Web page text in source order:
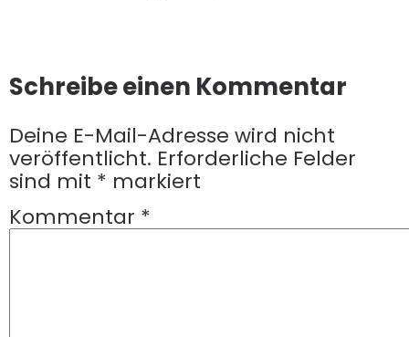
Schreibe einen Kommentar
Deine E-Mail-Adresse wird nicht
veröffentlicht. Erforderliche Felder
sind mit * markiert
Kommentar *